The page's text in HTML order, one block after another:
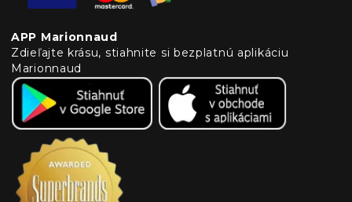
APP Marionnaud
Zdieľajte krásu, stiahnite si bezplatnú aplikáciu
Marionnaud